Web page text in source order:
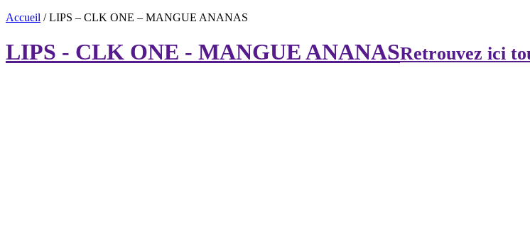
Accueil /LIPS – CLK ONE – MANGUE ANANAS
LIPS - CLK ONE - MANGUE ANANASRetrouvez ici